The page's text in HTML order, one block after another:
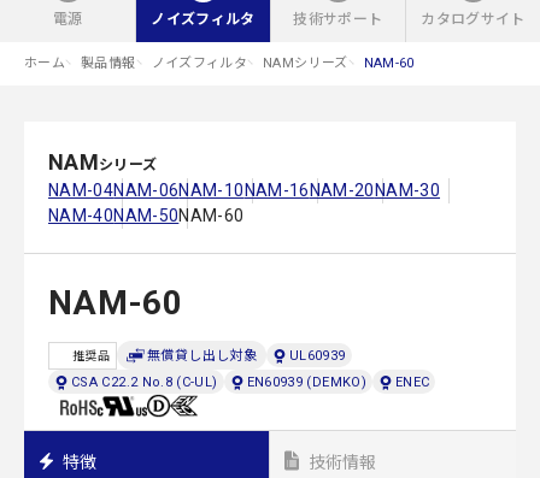
電源 ノイズフィルタ 技術サポート カタログサイト
ホーム 製品情報 ノイズフィルタ NAMシリーズ NAM-60
NAMシリーズ
NAM-04NAM-06NAM-10 NAM-16 NAM-20 NAM-30
NAM-40NAM-50NAM-60
NAM-60
推奨品 無償貸し出し対象
UL60939
CSA C22.2 No.8 (C-UL)
EN60939 (DEMKO) ENEC
特徴 技術情報